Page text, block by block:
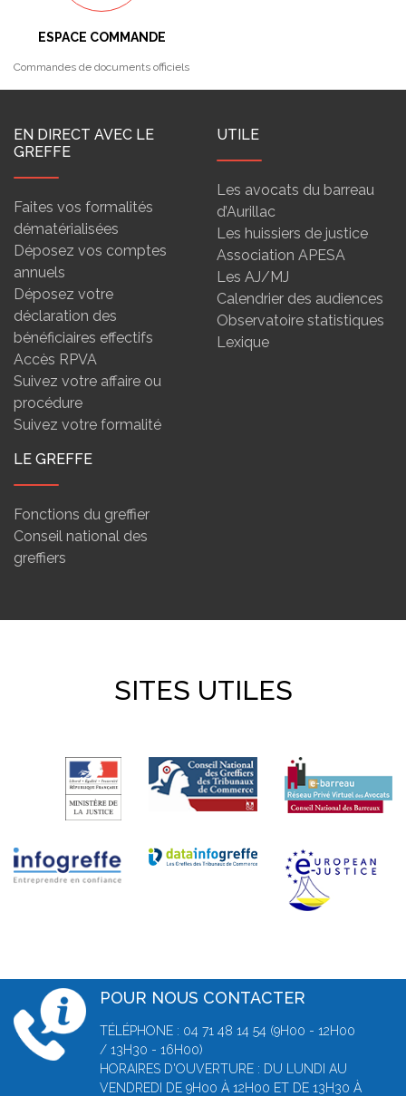
ESPACE COMMANDE
Commandes de documents officiels
EN DIRECT AVEC LE
GREFFE
Faites vos formalités
dématérialisées
Déposez vos comptes
annuels
Déposez votre
déclaration des
bénéficiaires effectifs
Accès RPVA
Suivez votre affaire ou
procédure
Suivez votre formalité
UTILE
Les avocats du barreau
d’Aurillac
Les huissiers de justice
Association APESA
Les AJ/MJ
Calendrier des audiences
Observatoire statistiques
Lexique
LE GREFFE
Fonctions du greffier
Conseil national des
greffiers
SITES UTILES
POUR NOUS CONTACTER
TÉLÉPHONE : 04 71 48 14 54 (9H00 - 12H00
/ 13H30 - 16H00)
HORAIRES D'OUVERTURE : DU LUNDI AU
VENDREDI DE 9H00 À 12H00 ET DE 13H30 À